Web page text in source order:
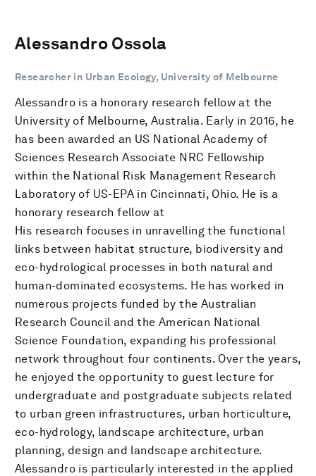
Alessandro Ossola
Researcher in Urban Ecology, University of Melbourne
Alessandro is a honorary research fellow at the
University of Melbourne, Australia. Early in 2016, he
has been awarded an US National Academy of
Sciences Research Associate NRC Fellowship
within the National Risk Management Research
Laboratory of US-EPA in Cincinnati, Ohio. He is a
honorary research fellow at
His research focuses in unravelling the functional
links between habitat structure, biodiversity and
eco-hydrological processes in both natural and
human-dominated ecosystems. He has worked in
numerous projects funded by the Australian
Research Council and the American National
Science Foundation, expanding his professional
network throughout four continents. Over the years,
he enjoyed the opportunity to guest lecture for
undergraduate and postgraduate subjects related
to urban green infrastructures, urban horticulture,
eco-hydrology, landscape architecture, urban
planning, design and landscape architecture.
Alessandro is particularly interested in the applied